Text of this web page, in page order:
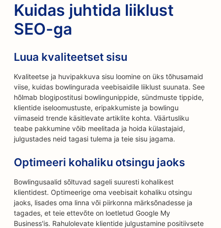
Kuidas juhtida liiklust
SEO-ga
Luua kvaliteetset sisu
Kvaliteetse ja huvipakkuva sisu loomine on üks tõhusamaid
viise, kuidas bowlingurada veebisaidile liiklust suunata. See
hõlmab blogipostitusi bowlingunippide, sündmuste tippide,
klientide iseloomustuste, eripakkumiste ja bowlingu
viimaseid trende käsitlevate artiklite kohta. Väärtusliku
teabe pakkumine võib meelitada ja hoida külastajaid,
julgustades neid tagasi tulema ja teie sisu jagama.
Optimeeri kohaliku otsingu jaoks
Bowlingusaalid sõltuvad sageli suuresti kohalikest
klientidest. Optimeerige oma veebisait kohaliku otsingu
jaoks, lisades oma linna või piirkonna märksõnadesse ja
tagades, et teie ettevõte on loetletud Google My
Business'is. Rahulolevate klientide julgustamine positiivsete